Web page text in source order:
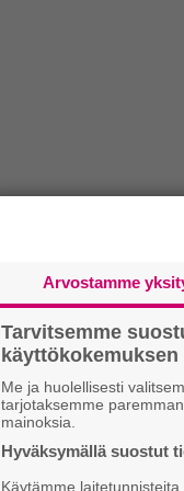
Arvostamme
Tarvitsemme
käyttökokemuksen
Me ja huolellisesti
tarjotaksemme
mainoksia.
Hyväksymällä suostut
Käytämme